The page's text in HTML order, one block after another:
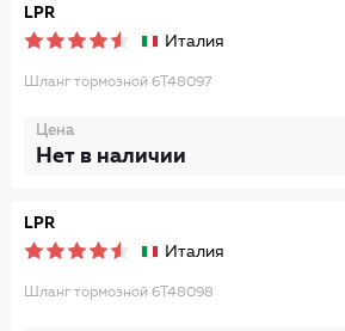
LPR
Италия
Шланг тормозной 6T48097
Цена
Нет в наличии
LPR
Италия
Шланг тормозной 6T48098